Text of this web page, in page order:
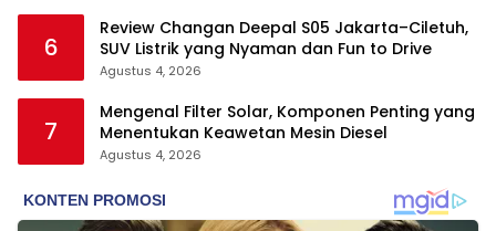
6
Review Changan Deepal S05 Jakarta–Ciletuh,
SUV Listrik yang Nyaman dan Fun to Drive
Agustus 4, 2026
7
Mengenal Filter Solar, Komponen Penting yang
Menentukan Keawetan Mesin Diesel
Agustus 4, 2026